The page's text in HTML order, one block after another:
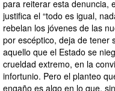
para reiterar esta denuncia,
justifica el “todo es igual,
rebelan los jóvenes de las
por escéptico, deja de tener
aquello que el Estado se
crueldad extremo, en la
infortunio. Pero el planteo
engaño es algo en lo que,